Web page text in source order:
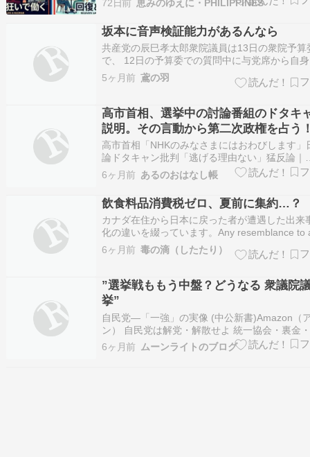
での大切なヒントが隠されています。しかし現
本では、高市総理が「ワークライフバランスを
る」と発言するなど、国が目指す方向性との
72日前 恵みのゆえに・PHILIPPINES
坂本に音声検証能力があるんなら
共産党の辰巳孝太郎衆院議員は13日の衆院予算
で、 12日の予算委での質問中に与党席から自
て 「スパイ」とやじが飛んだと訴え、発言者
罪と 撤回を求めた。坂本哲志委員長（自民党
と引き取った。 坂本が音声…
5ヶ月前 鳶の羽
高市首相、選挙中の討論番組のドタキ
説明。その言動から第二次政権を占う
話し。
高市首相「NHKのみなさまにはおわびします」
論ドタキャン批判「逃げる理由ない」猛反論｜
Infoseekニュース高市早苗首相は9日、自民党
院選の結果を受けた自民党総裁としての会見を
た。その際、...
6ヶ月前 あるのおはなし帳
飲食料品消費税ゼロ、夏前に集約…？
カナダ在住から日本に戻った者が遭遇した出来
化の違いを綴っています。Any resemblance to
events or locals or persons, living or dead, is
coincidental.©m 2011…
6ヶ月前 毒の滴（したたり）
”選挙戦ももう中盤？どうなる 衆議院
挙”
自民党―「一強」の実像 (中公新書)Amazon（
ン） 自民党は解党・解散せよ 統一協会・裏金
政党は不要Amazon（アマゾン） さらば自民党
最大の政権交代が始まる！〜Amazon（アマゾ
6ヶ月前 ムーンライトのブログ